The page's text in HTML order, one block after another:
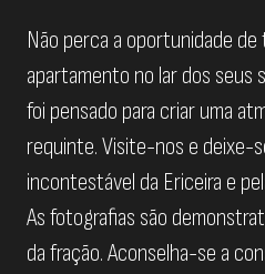
Não perca a oportunidade
apartamento no lar dos seus
foi pensado para criar uma
requinte. Visite-nos e deixe-
incontestável da Ericeira e
As fotografias são
da fração. Aconselha-se a